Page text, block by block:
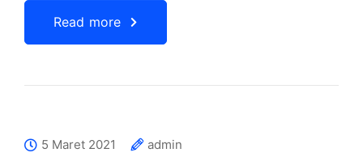
Read more
5 Maret 2021
admin